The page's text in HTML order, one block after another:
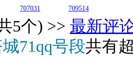
707031 709514
5个) >> 最新评
71qq号段共有